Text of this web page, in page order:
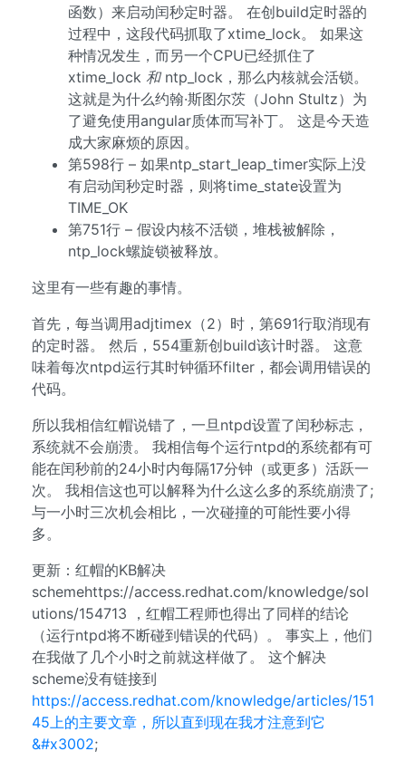
函数）来启动闰秒定时器。 在创build定时器的
过程中，这段代码抓取了xtime_lock。 如果这
种情况发生，而另一个CPU已经抓住了
xtime_lock 和ntp_lock，那么内核就会活锁。
这就是为什么约翰·斯图尔茨（John Stultz）为
了避免使用angular质体而写补丁。 这是今天造
成大家麻烦的原因。
第598行 – 如果ntp_start_leap_timer实际上没
有启动闰秒定时器，则将time_state设置为
TIME_OK
第751行 – 假设内核不活锁，堆栈被解除，
ntp_lock螺旋锁被释放。
这里有一些有趣的事情。
首先，每当调用adjtimex（2）时，第691行取消现有
的定时器。 然后，554重新创build该计时器。 这意
味着每次ntpd运行其时钟循环filter，都会调用错误的
代码。
所以我相信红帽说错了，一旦ntpd设置了闰秒标志，
系统就不会崩溃。 我相信每个运行ntpd的系统都有可
能在闰秒前的24小时内每隔17分钟（或更多）活跃一
次。 我相信这也可以解释为什么这么多的系统崩溃了;
与一小时三次机会相比，一次碰撞的可能性要小得
多。
更新：红帽的KB解决
schemehttps://access.redhat.com/knowledge/sol
utions/154713 ，红帽工程师也得出了同样的结论
（运行ntpd将不断碰到错误的代码）。 事实上，他们
在我做了几个小时之前就这样做了。 这个解决
scheme没有链接到
https://access.redhat.com/knowledge/articles/151
45上的主要文章，所以直到现在我才注意到它
&#x3002;